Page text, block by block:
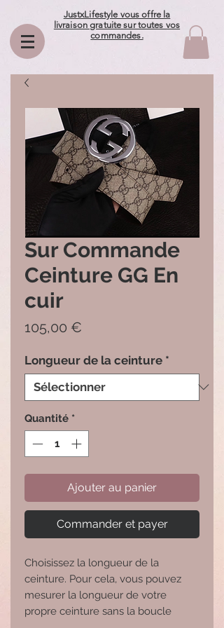
JustxLifestyle vous offre la
livraison gratuite sur toutes vos
commandes.
Sur Commande
Ceinture GG En
cuir
105,00 €
Longueur de la ceinture *
Quantité *
Ajouter au panier
Commander et payer
Choisissez la longueur de la
ceinture. Pour cela, vous pouvez
mesurer la longueur de votre
propre ceinture sans la boucle